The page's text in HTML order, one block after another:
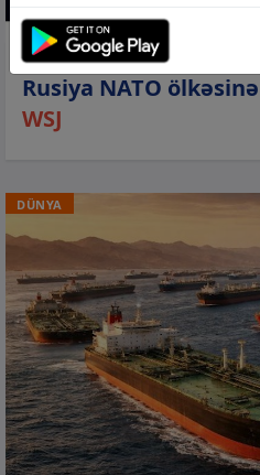
07 avq 2026, 17:17
Rusiya NATO
WSJ
DÜNYA